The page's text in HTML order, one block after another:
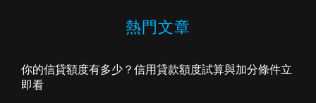
熱門文章
你的信貸額度有多少？信用貸款額度試算與加分條件立
即看